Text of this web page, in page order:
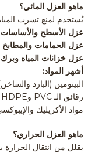
ماهو العزل المائي؟
يُستخدم لمنع تسرب
عزل الأسطح والأساسات
عزل الحمامات والمطابخ
عزل خزانات المياه وبرك
أشهر المواد:
البيتومين (البارد
رقائق الـ PVC وHDPE
مواد الأكريليك
ماهو العزل الحراري؟
يقلل من انتقال